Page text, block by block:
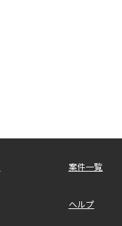
案件一覧
ヘルプ